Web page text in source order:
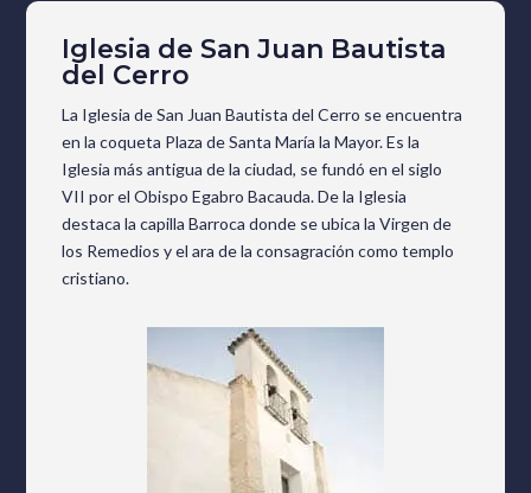
Iglesia de San Juan Bautista
del Cerro
La Iglesia de San Juan Bautista del Cerro se encuentra
en la coqueta Plaza de Santa María la Mayor. Es la
Iglesia más antigua de la ciudad, se fundó en el siglo
VII por el Obispo Egabro Bacauda. De la Iglesia
destaca la capilla Barroca donde se ubica la Virgen de
los Remedios y el ara de la consagración como templo
cristiano.